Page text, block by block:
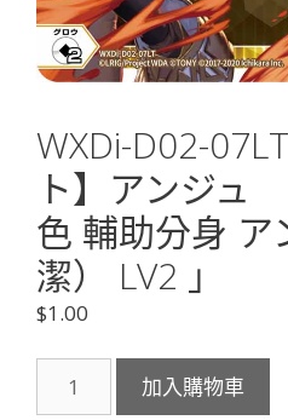
WXDi-D02-
ト】アンジュ
色 輔助分身 ア
潔） LV2 」
$1.00
D02-
加入購物車